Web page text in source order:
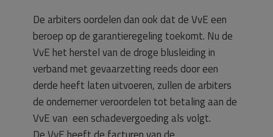
De arbiters oordelen dan ook dat de VvE een
beroep op de garantieregeling toekomt. Nu de
VvE het herstel van de droge blusleiding in
verband met gevaarzetting reeds door een
derde heeft laten uitvoeren, zullen de arbiters
de ondernemer veroordelen tot betaling aan de
VvE van een schadevergoeding als volgt.